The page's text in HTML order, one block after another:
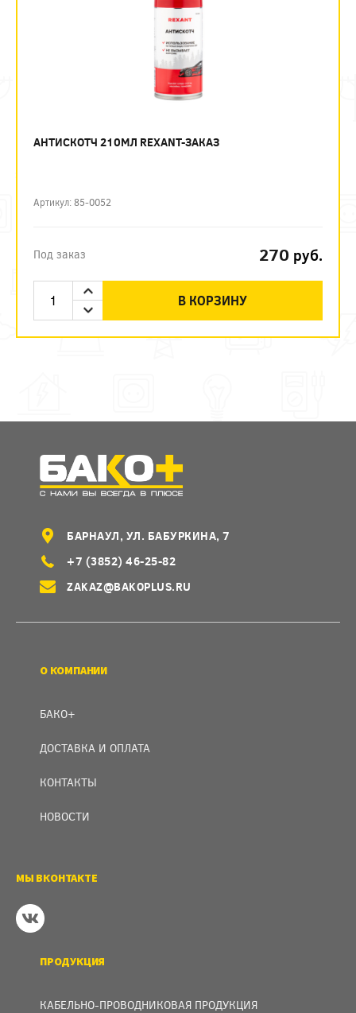
АНТИСКОТЧ 210МЛ REXANT-ЗАКАЗ
Артикул: 85-0052
Под заказ 270 руб.
В КОРЗИНУ
БАРНАУЛ, УЛ. БАБУРКИНА, 7
+7 (3852) 46-25-82
ZAKAZ@BAKOPLUS.RU
О КОМПАНИИ
БАКО+
ДОСТАВКА И ОПЛАТА
КОНТАКТЫ
НОВОСТИ
МЫ ВКОНТАКТЕ
ПРОДУКЦИЯ
КАБЕЛЬНО-ПРОВОДНИКОВАЯ ПРОДУКЦИЯ